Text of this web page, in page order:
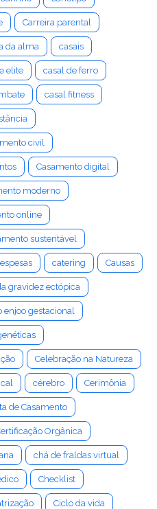
Carreira parental
da alma casais
elite casal de ferro
casal fitness
civil
Casamento digital
moderno
online
sustentável
catering Causas
gravidez ectópica
enjoo gestacional
Celebração na Natureza
cérebro Cerimônia
de Casamento
Orgânica
chá de fraldas virtual
Checklist
Ciclo da vida